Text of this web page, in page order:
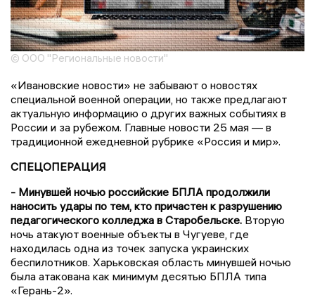
© ООО "Региональные новости"
«Ивановские новости» не забывают о новостях
специальной военной операции, но также предлагают
актуальную информацию о других важных событиях в
России и за рубежом. Главные новости 25 мая — в
традиционной ежедневной рубрике «Россия и мир».
СПЕЦОПЕРАЦИЯ
- Минувшей ночью российские БПЛА продолжили
наносить удары по тем, кто причастен к разрушению
педагогического колледжа в Старобельске. Вторую
ночь атакуют военные объекты в Чугуеве, где
находилась одна из точек запуска украинских
беспилотников. Харьковская область минувшей ночью
была атакована как минимум десятью БПЛА типа
«Герань-2».